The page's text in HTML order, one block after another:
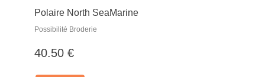
Polaire North SeaMarine
Possibilité Broderie
40.50 €